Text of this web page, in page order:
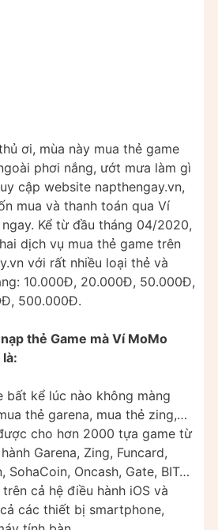
ơi, mùa này mua thẻ game
phơi nắng, ướt mưa làm gì
cập website napthengay.vn,
mua và thanh toán qua Ví
Kể từ đầu tháng 04/2020,
dịch vụ mua thẻ game trên
với rất nhiều loại thẻ và
10.000Đ, 20.000Đ, 50.000Đ,
500.000Đ.
thẻ Game mà Ví MoMo
bất kể lúc nào không màng
thẻ garena, mua thẻ zing,…
cho hơn 2000 tựa game từ
Garena, Zing, Funcard,
SohaCoin, Oncash, Gate, BIT…
cả hệ điều hành iOS và
các thiết bị smartphone,